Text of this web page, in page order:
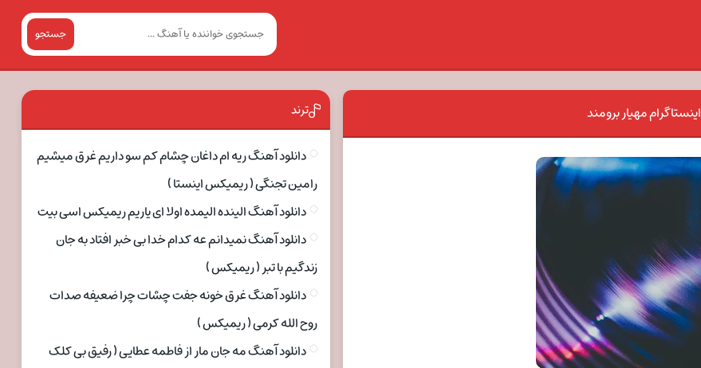
جستجو
مهیار برومند ترند
دانلود آهنگ ریه ام داغان چشام کم سو داریم غرق میشیم
رامین تجنگی ( ریمیکس اینستا )
دانلود آهنگ الینده الیمده اولا ای یاریم ریمیکس اسی بیت
دانلود آهنگ نمیدانم عه کدام خدا بی خبر افتاد به جان
زندگیم با تبر ( ریمیکس )
دانلود آهنگ غرق خونه جفت چشات چرا ضعیفه صدات
روح الله کرمی ( ریمیکس )
دانلود آهنگ مه جان مار از فاطمه عطایی ( رفیق بی کلک